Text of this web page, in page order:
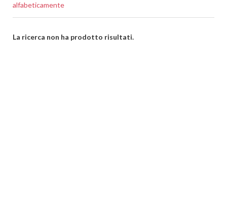
alfabeticamente
La ricerca non ha prodotto risultati.